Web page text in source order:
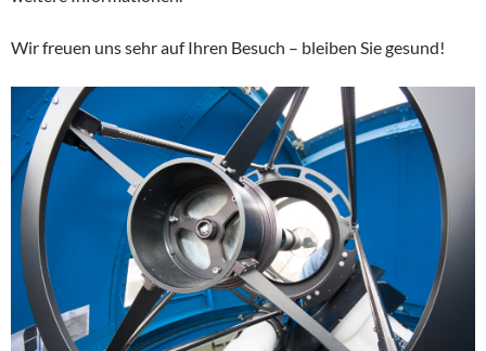
Wir freuen uns sehr auf Ihren Besuch – bleiben Sie gesund!